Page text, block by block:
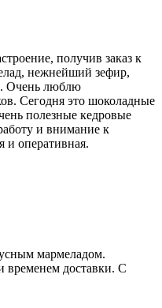
получив заказ к
нежнейший зефир,
Очень люблю
Сегодня это шоколадные
полезные кедровые
и внимание к
и оперативная.
мармеладом.
временем доставки. С